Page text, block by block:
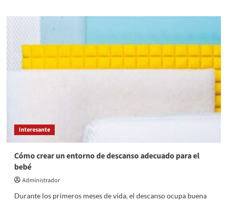
Control
cuándo
una
o
Interesante
Cómo crear un entorno de descanso adecuado para el
bebé
Administrador
Durante los primeros meses de vida, el descanso ocupa buena